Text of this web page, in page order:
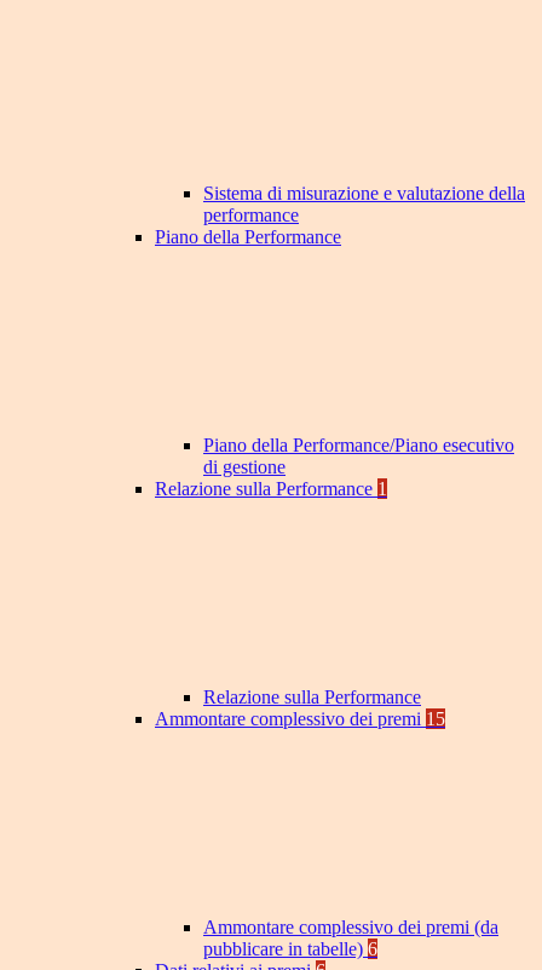
Sistema di misurazione e valutazione della
performance
Piano della Performance
Piano della Performance/Piano esecutivo
di gestione
Relazione sulla Performance 1
Relazione sulla Performance
Ammontare complessivo dei premi 15
Ammontare complessivo dei premi (da
pubblicare in tabelle) 6